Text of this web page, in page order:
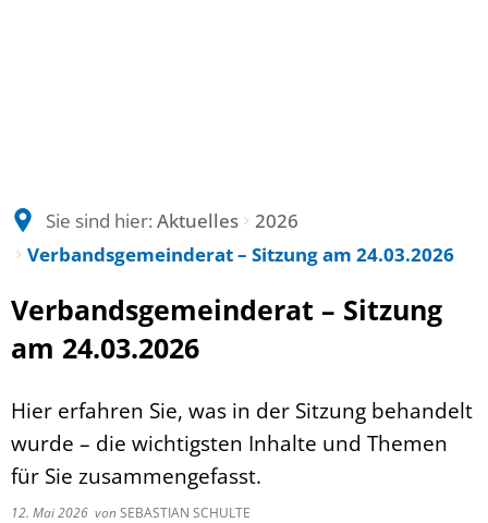
Sie sind hier: Aktuelles
2026
Verbandsgemeinderat – Sitzung am 24.03.2026
Verbandsgemeinderat – Sitzung
am 24.03.2026
Hier erfahren Sie, was in der Sitzung behandelt
wurde – die wichtigsten Inhalte und Themen
für Sie zusammengefasst.
12. Mai 2026 vonSEBASTIAN SCHULTE